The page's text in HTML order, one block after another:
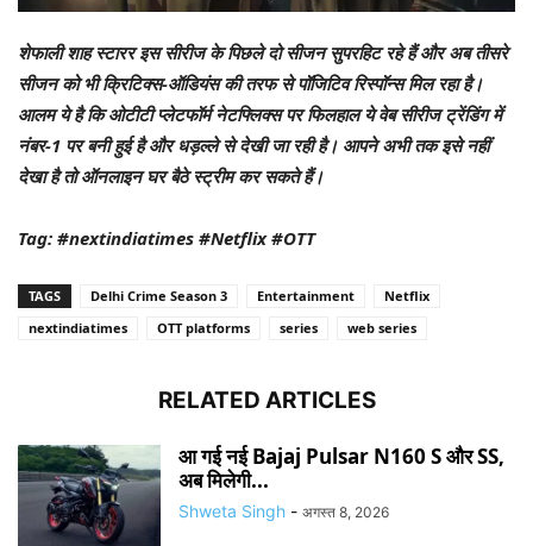
शेफाली शाह स्टारर इस सीरीज के पिछले दो सीजन सुपरहिट रहे हैं और अब तीसरे
सीजन को भी क्रिटिक्स-ऑडियंस की तरफ से पॉजिटिव रिस्पॉन्स मिल रहा है।
आलम ये है कि ओटीटी प्लेटफॉर्म नेटफ्लिक्स पर फिलहाल ये वेब सीरीज ट्रेंडिंग में
नंबर-1 पर बनी हुई है और धड़ल्ले से देखी जा रही है। आपने अभी तक इसे नहीं
देखा है तो ऑनलाइन घर बैठे स्ट्रीम कर सकते हैं।
Tag: #nextindiatimes #Netflix #OTT
TAGS Delhi Crime Season 3 Entertainment
Netflix
nextindiatimes
OTT platforms series web series
RELATED ARTICLES
आ गई नई Bajaj Pulsar N160 S और SS,
अब मिलेगी...
Shweta Singh - अगस्त 8, 2026